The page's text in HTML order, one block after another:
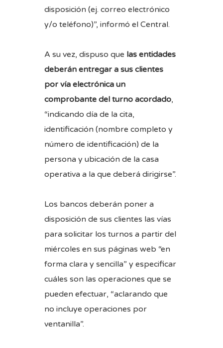
disposición (ej. correo electrónico
y/o teléfono)”, informó el Central.
A su vez, dispuso que las entidades
deberán entregar a sus clientes
por vía electrónica un
comprobante del turno acordado,
“indicando día de la cita,
identificación (nombre completo y
número de identificación) de la
persona y ubicación de la casa
operativa a la que deberá dirigirse”.
Los bancos deberán poner a
disposición de sus clientes las vías
para solicitar los turnos a partir del
miércoles en sus páginas web “en
forma clara y sencilla” y especificar
cuáles son las operaciones que se
pueden efectuar, “aclarando que
no incluye operaciones por
ventanilla”.